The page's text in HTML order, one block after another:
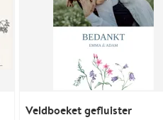
Veldboeket gefluister